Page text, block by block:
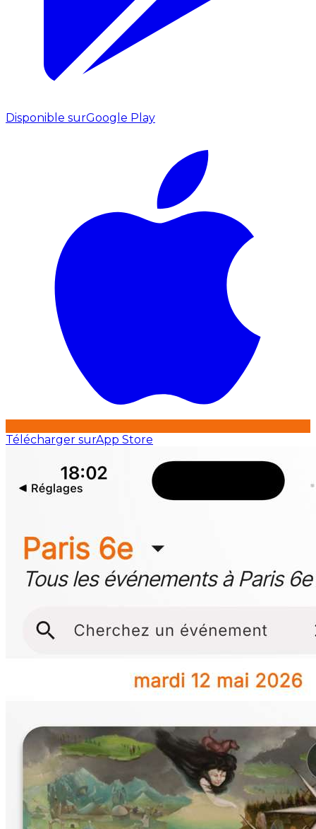
Disponible surGoogle Play
Télécharger surApp Store